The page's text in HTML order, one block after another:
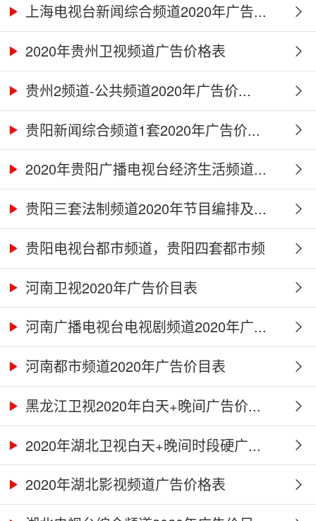
上海电视台新闻综合频道2020年广告...
2020年贵州卫视频道广告价格表
贵州2频道-公共频道2020年广告价...
贵阳新闻综合频道1套2020年广告价...
2020年贵阳广播电视台经济生活频道...
贵阳三套法制频道2020年节目编排及...
贵阳电视台都市频道，贵阳四套都市频
道...河南卫视2020年广告价目表
河南广播电视台电视剧频道2020年广...
河南都市频道2020年广告价目表
黑龙江卫视2020年白天+晚间广告价...
2020年湖北卫视白天+晚间时段硬广...
2020年湖北影视频道广告价格表